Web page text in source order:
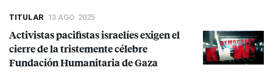
TITULAR 13 AGO. 2025
Activistas pacifistas israelíes exigen el
cierre de la tristemente célebre
Fundación Humanitaria de Gaza